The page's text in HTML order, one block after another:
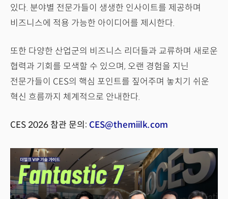
있다. 분야별 전문가들이 생생한 인사이트를 제공하며
비즈니스에 적용 가능한 아이디어를 제시한다.
또한 다양한 산업군의 비즈니스 리더들과 교류하며 새로운
협력과 기회를 모색할 수 있으며, 오랜 경험을 지닌
전문가들이 CES의 핵심 포인트를 짚어주며 놓치기 쉬운
혁신 흐름까지 체계적으로 안내한다.
CES 2026 참관 문의: CES@themiilk.com